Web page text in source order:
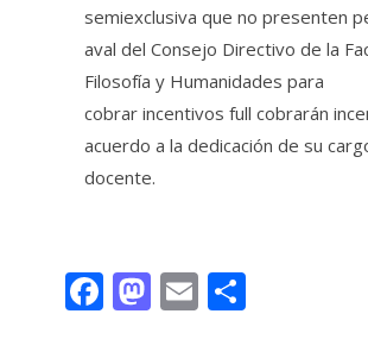
semiexclusiva que no presenten
aval del Consejo Directivo de la
Filosofía y Humanidades para
cobrar incentivos full cobrarán
acuerdo a la dedicación de su
docente.
F M E